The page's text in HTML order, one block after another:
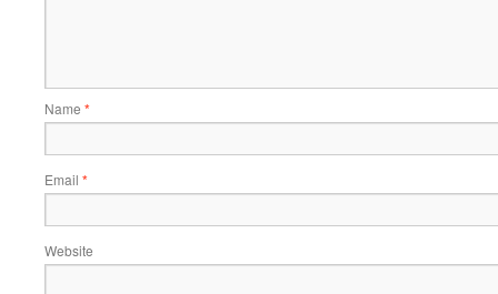
Name *
Email *
Website